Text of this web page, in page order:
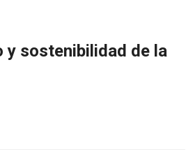
y sostenibilidad de la